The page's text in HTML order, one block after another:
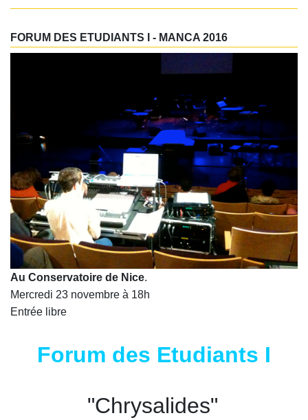
FORUM DES ETUDIANTS I - MANCA 2016
Au Conservatoire de Nice.
Mercredi 23 novembre à 18h
Entrée libre
Forum des Etudiants I
"Chrysalides"